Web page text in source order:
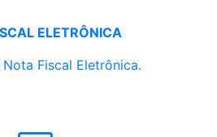
ELETRÔNICA
Fiscal Eletrônica.